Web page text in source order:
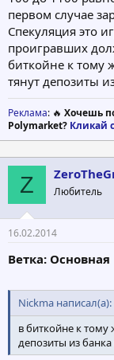
первом случае
Спекуляция это
проигравших
биткойне к тому
тянут депозиты
Реклама: 🔥 Хочешь
Polymarket? Кликай
Z Любитель
16.02.2014
Ветка: Основная
Nickma написал(а):
в биткойне к
депозиты из